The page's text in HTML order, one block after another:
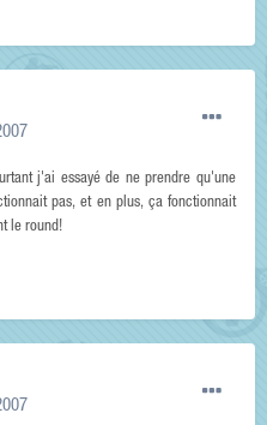
j'ai essayé de ne prendre qu'une
pas, et en plus, ça fonctionnait
le round!